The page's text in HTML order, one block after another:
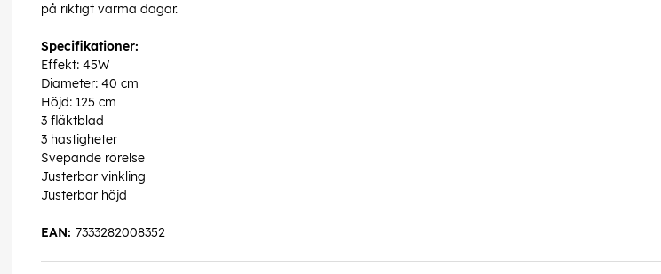
på riktigt varma dagar.
Specifikationer:
Effekt: 45W
Diameter: 40 cm
Höjd: 125 cm
3 fläktblad
3 hastigheter
Svepande rörelse
Justerbar vinkling
Justerbar höjd
7333282008352
EAN: